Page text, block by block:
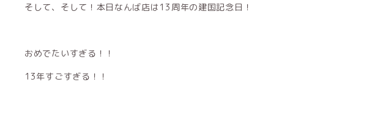
そして、そして！本日なんば店は13周年の建国記念日！
おめでたいすぎる！！
13年すごすぎる！！